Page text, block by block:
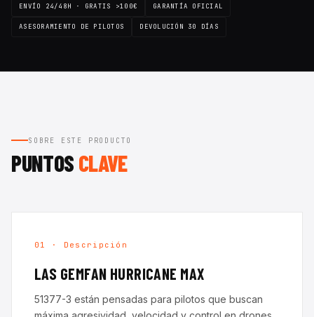
ENVÍO 24/48H · GRATIS >100€ GARANTÍA OFICIAL
ASESORAMIENTO DE PILOTOS DEVOLUCIÓN 30 DÍAS
SOBRE ESTE PRODUCTO
PUNTOS CLAVE
01 · Descripción
LAS GEMFAN HURRICANE MAX
51377-3 están pensadas para pilotos que buscan